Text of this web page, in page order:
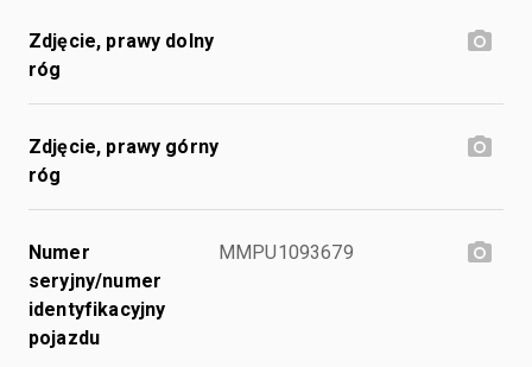
Zdjęcie, prawy dolny
róg
Zdjęcie, prawy górny
róg
Numer
seryjny/numer
identyfikacyjny
pojazdu
MMPU1093679